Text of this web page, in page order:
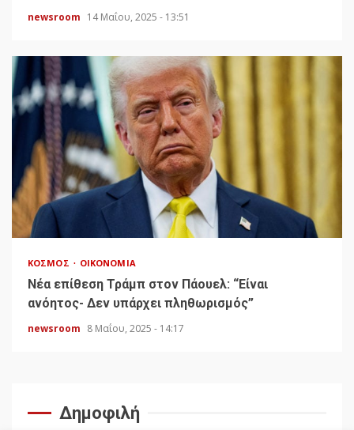
newsroom 14 Μαΐου, 2025 - 13:51
ΚΌΣΜΟΣ ΟΙΚΟΝΟΜΊΑ
Νέα επίθεση Τράμπ στον Πάουελ: “Είναι
ανόητος- Δεν υπάρχει πληθωρισμός”
newsroom 8 Μαΐου, 2025 - 14:17
Δημοφιλή